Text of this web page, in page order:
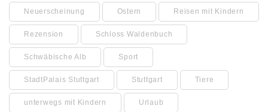
Neuerscheinung Ostern Reisen mit Kindern
Rezension Schloss Waldenbuch
Schwäbische Alb Sport
StadtPalais Stuttgart Stuttgart Tiere
unterwegs mit Kindern Urlaub